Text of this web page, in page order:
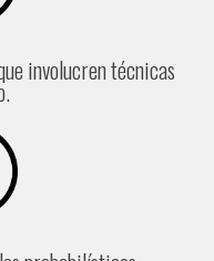
involucren técnicas